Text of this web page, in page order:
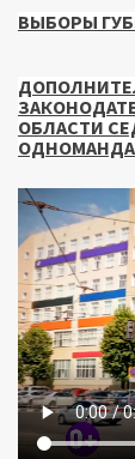
ВЫБОРЫ
ОБЛАСТИ